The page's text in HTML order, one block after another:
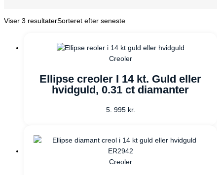
Viser 3 resultaterSorteret efter seneste
Creoler
Ellipse creoler I 14 kt. Guld eller
hvidguld, 0.31 ct diamanter
5. 995 kr.
Creoler